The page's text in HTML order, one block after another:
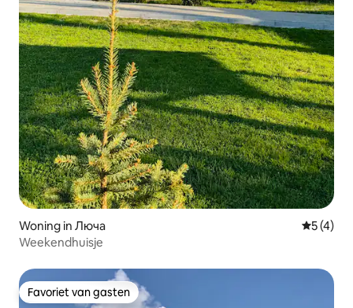
Woning in Люча
5 (4)
Weekendhuisje
Favoriet van gasten
Favoriet van gasten